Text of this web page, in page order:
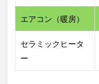
「デ
ン」
の選
び方
こたつ
エアコン（暖房）
セラミックヒータ
ー